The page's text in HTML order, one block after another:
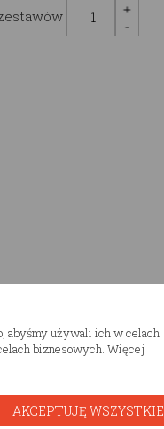
abyśmy używali ich w celach
biznesowych. Więcej
AKCEPTUJĘ WSZYSTKIE